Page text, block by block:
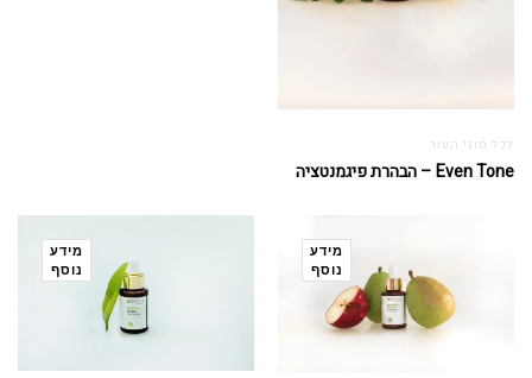
לכל סוגי העור
Even Tone – הבהרת פיגמנטציה
מידע
נוסף
מידע
נוסף